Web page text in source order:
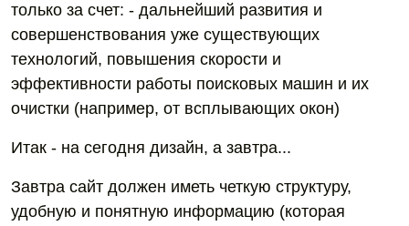
только за счет: - дальнейший развития и
совершенствования уже существующих
технологий, повышения скорости и
эффективности работы поисковых машин и их
очистки (например, от всплывающих окон)
Итак - на сегодня дизайн, а завтра...
Завтра сайт должен иметь четкую структуру,
удобную и понятную информацию (которая